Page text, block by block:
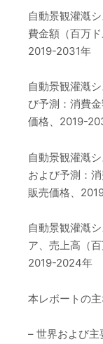
自動景観灌漑
費金額（百万
2019-2031年
自動景観灌漑
び予測：消費
価格、2019-
自動景観灌漑
および予測：
販売価格、
自動景観灌漑
ア、売上高（
2019-2024年
本レポートの
– 世界および主